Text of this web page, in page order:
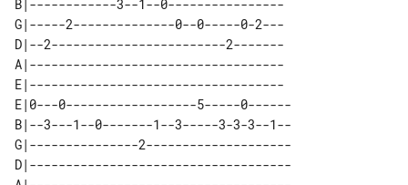
B|------------3--1--0----------------
G|-----2--------------0--0-----0-2---
D|--2------------------------2-------
A|-----------------------------------
E|-----------------------------------
E|0---0------------------5-----0------
B|--3---1--0-------1--3-----3-3-3--1--
G|---------------2--------------------
D|------------------------------------